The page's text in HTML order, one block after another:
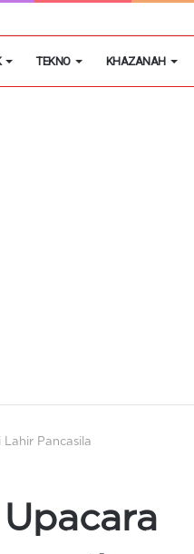
Peluang Usaha
TEKNO KHAZANAH
Pancasila